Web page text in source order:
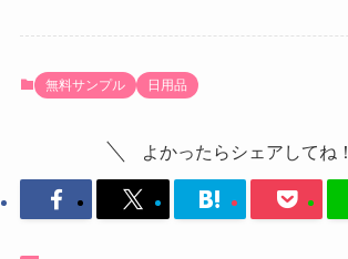
無料サンプル 日用品
よかったらシェアしてね！